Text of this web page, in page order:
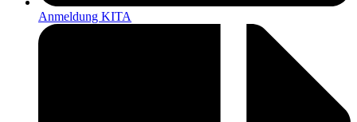
Anmeldung KITA